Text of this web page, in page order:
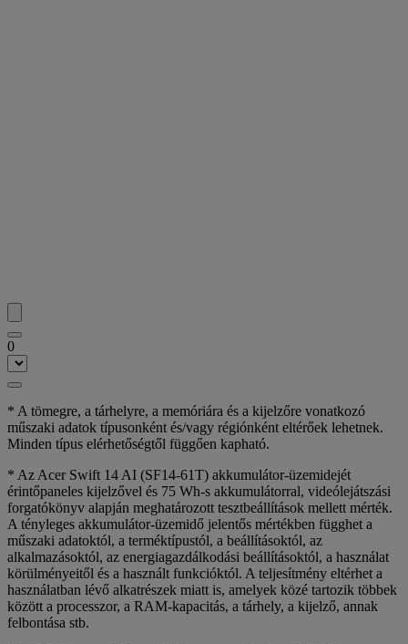
0
* A tömegre, a tárhelyre, a memóriára és a kijelzőre vonatkozó
műszaki adatok típusonként és/vagy régiónként eltérőek lehetnek.
Minden típus elérhetőségtől függően kapható.
* Az Acer Swift 14 AI (SF14-61T) akkumulátor-üzemidejét
érintőpaneles kijelzővel és 75 Wh-s akkumulátorral, videólejátszási
forgatókönyv alapján meghatározott tesztbeállítások mellett mérték.
A tényleges akkumulátor-üzemidő jelentős mértékben függhet a
műszaki adatoktól, a terméktípustól, a beállításoktól, az
alkalmazásoktól, az energiagazdálkodási beállításoktól, a használat
körülményeitől és a használt funkcióktól. A teljesítmény eltérhet a
használatban lévő alkatrészek miatt is, amelyek közé tartozik többek
között a processzor, a RAM-kapacitás, a tárhely, a kijelző, annak
felbontása stb.